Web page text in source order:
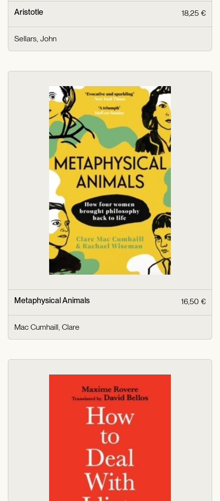
Aristotle 18,25 €
Sellars, John
Metaphysical Animals 16,50 €
Mac Cumhaill, Clare